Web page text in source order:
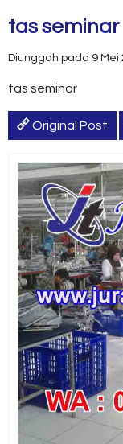
tas seminar
Diunggah pada 9 Mei
tas seminar
Original Post